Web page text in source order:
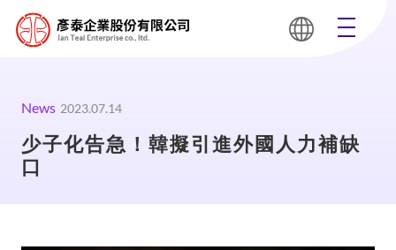
News 2023.07.14
少子化告急！韓擬引進外國人力補缺
口